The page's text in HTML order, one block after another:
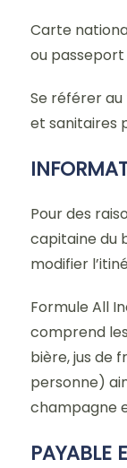
Carte
ou passeport
Se référer
et sanitaires
Pour des
capitaine du
modifier
Formule All
comprend
bière, jus de
personne)
champagne
PAYABLE